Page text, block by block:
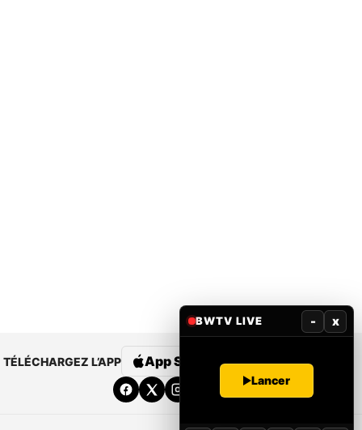
TÉLÉCHARGEZ L’APP App Store Google Play
BWTV LIVE - x
Lancer